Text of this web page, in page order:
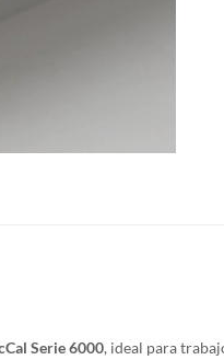
Serie 6000, ideal para